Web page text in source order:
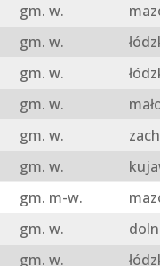
gm. w.
gm. w.
gm. w.
gm. w.
gm. w.
gm. w.
gm. m-w.
gm. w.
gm. w.